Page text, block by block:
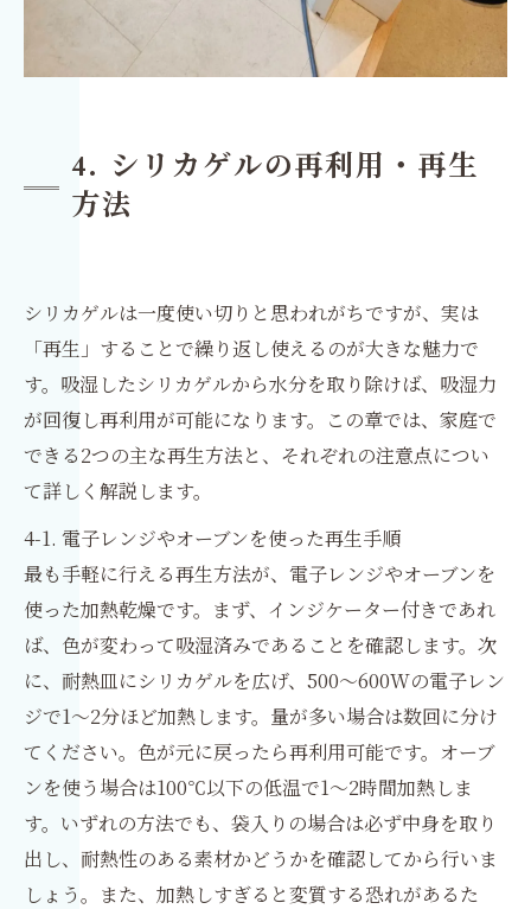
4. シリカゲルの再利用・再生
方法
シリカゲルは一度使い切りと思われがちですが、実は
「再生」することで繰り返し使えるのが大きな魅力で
す。吸湿したシリカゲルから水分を取り除けば、吸湿力
が回復し再利用が可能になります。この章では、家庭で
できる2つの主な再生方法と、それぞれの注意点につい
て詳しく解説します。
4-1. 電子レンジやオーブンを使った再生手順
最も手軽に行える再生方法が、電子レンジやオーブンを
使った加熱乾燥です。まず、インジケーター付きであれ
ば、色が変わって吸湿済みであることを確認します。次
に、耐熱皿にシリカゲルを広げ、500〜600Wの電子レン
ジで1〜2分ほど加熱します。量が多い場合は数回に分け
てください。色が元に戻ったら再利用可能です。オーブ
ンを使う場合は100℃以下の低温で1〜2時間加熱しま
す。いずれの方法でも、袋入りの場合は必ず中身を取り
出し、耐熱性のある素材かどうかを確認してから行いま
しょう。また、加熱しすぎると変質する恐れがあるた